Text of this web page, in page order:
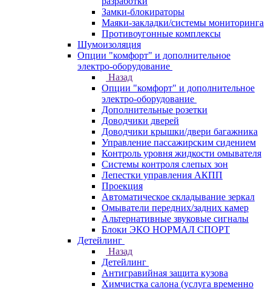
Замки-блокираторы
Маяки-закладки/системы мониторинга
Противоугонные комплексы
Шумоизоляция
Опции "комфорт" и дополнительное
электро-оборудование
Назад
Опции "комфорт" и дополнительное
электро-оборудование
Дополнительные розетки
Доводчики дверей
Доводчики крышки/двери багажника
Управление пассажирским сидением
Контроль уровня жидкости омывателя
Системы контроля слепых зон
Лепестки управления АКПП
Проекция
Автоматическое складывание зеркал
Омыватели передних/задних камер
Альтернативные звуковые сигналы
Блоки ЭКО НОРМАЛ СПОРТ
Детейлинг
Назад
Детейлинг
Антигравийная защита кузова
Химчистка салона (услуга временно